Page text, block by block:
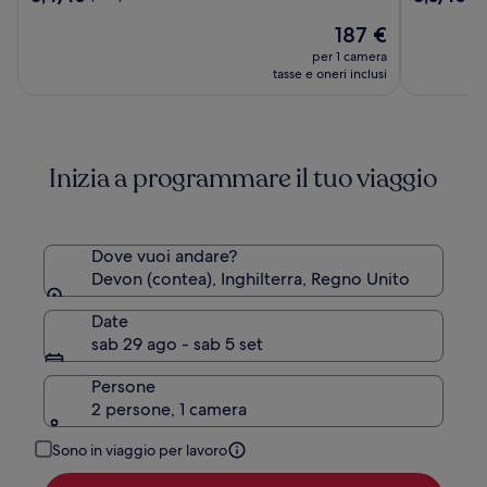
Il
prezzo
attuale
187 €
per 1 camera
tasse e oneri inclusi
Inizia a programmare il tuo viaggio
Dove vuoi andare?
Devon (contea), Inghilterra, Regno Unito
Date
sab 29 ago - sab 5 set
Persone
2 persone, 1 camera
Sono in viaggio per lavoro